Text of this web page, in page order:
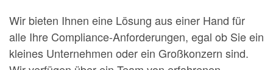
Wir bieten Ihnen eine Lösung aus einer Hand für
alle Ihre Compliance-Anforderungen, egal ob Sie ein
kleines Unternehmen oder ein Großkonzern sind.